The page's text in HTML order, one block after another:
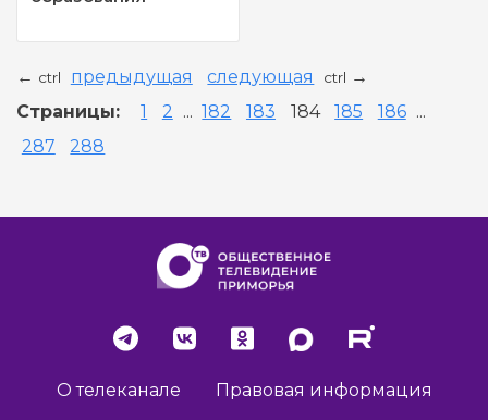
← ctrl предыдущая следующая ctrl →
Страницы: 1 2 ... 182 183 184 185 186 ...
287
288
О телеканале Правовая информация